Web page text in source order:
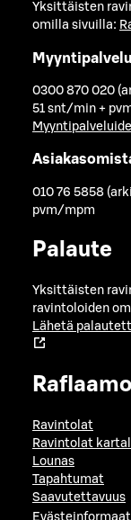
Yksittäisten
omilla sivuilla:
0300 870 020
51 snt/min +
010 76 5858
pvm/mpm
Palaute
Yksittäisten
ravintoloiden
Lähetä
Ravintolat
Ravintolat
Lounas
Tapahtumat
Saavutettavuus